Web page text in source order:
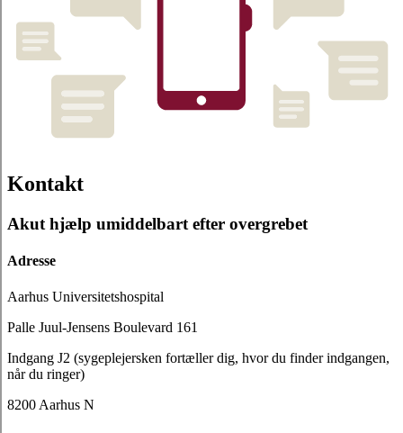
Kontakt
Akut hjælp umiddelbart efter overgrebet
Adresse
Aarhus Universitetshospital
Palle Juul-Jensens Boulevard 161
Indgang J2 (sygeplejersken fortæller dig, hvor du finder indgangen,
når du ringer)
8200 Aarhus N